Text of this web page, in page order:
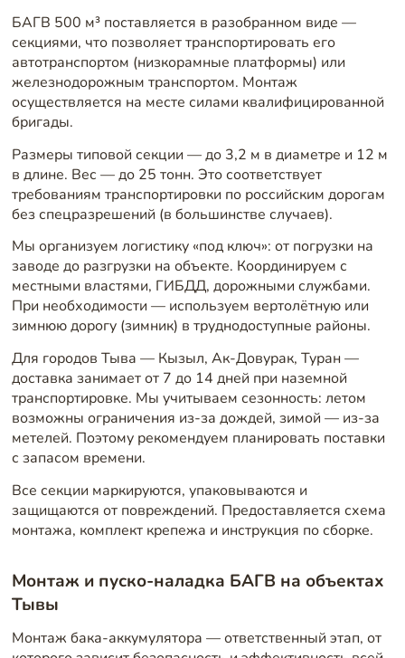
БАГВ 500 м³ поставляется в разобранном виде —
секциями, что позволяет транспортировать его
автотранспортом (низкорамные платформы) или
железнодорожным транспортом. Монтаж
осуществляется на месте силами квалифицированной
бригады.
Размеры типовой секции — до 3,2 м в диаметре и 12 м
в длине. Вес — до 25 тонн. Это соответствует
требованиям транспортировки по российским дорогам
без спецразрешений (в большинстве случаев).
Мы организуем логистику «под ключ»: от погрузки на
заводе до разгрузки на объекте. Координируем с
местными властями, ГИБДД, дорожными службами.
При необходимости — используем вертолётную или
зимнюю дорогу (зимник) в труднодоступные районы.
Для городов Тыва — Кызыл, Ак-Довурак, Туран —
доставка занимает от 7 до 14 дней при наземной
транспортировке. Мы учитываем сезонность: летом
возможны ограничения из-за дождей, зимой — из-за
метелей. Поэтому рекомендуем планировать поставки
с запасом времени.
Все секции маркируются, упаковываются и
защищаются от повреждений. Предоставляется схема
монтажа, комплект крепежа и инструкция по сборке.
Монтаж и пуско-наладка БАГВ на объектах
Тывы
Монтаж бака-аккумулятора — ответственный этап, от